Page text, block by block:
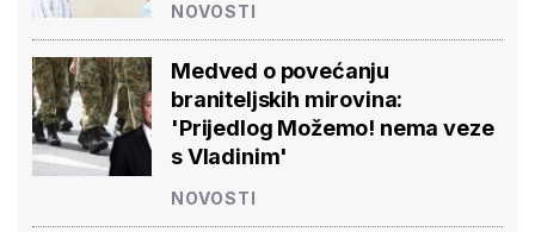
NOVOSTI
Medved o povećanju
braniteljskih mirovina:
'Prijedlog Možemo! nema veze
s Vladinim'
NOVOSTI